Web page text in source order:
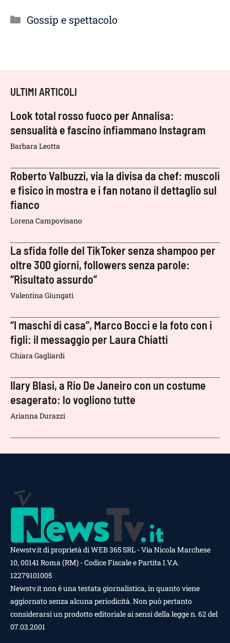
Categorie
Gossip e spettacolo
ULTIMI ARTICOLI
Look total rosso fuoco per Annalisa:
sensualità e fascino infiammano Instagram
Barbara Leotta
Roberto Valbuzzi, via la divisa da chef: muscoli
e fisico in mostra e i fan notano il dettaglio sul
fianco
Lorena Campovisano
La sfida folle del TikToker senza shampoo per
oltre 300 giorni, followers senza parole:
“Risultato assurdo”
Valentina Giungati
“I maschi di casa”, Marco Bocci e la foto con i
figli: il messaggio per Laura Chiatti
Chiara Gagliardi
Ilary Blasi, a Rio De Janeiro con un costume
esagerato: lo vogliono tutte
Arianna Durazzi
Newstv.it di proprietà di WEB 365 SRL - Via Nicola Marchese
10, 00141 Roma (RM) - Codice Fiscale e Partita I.V.A.
12279101005
Newstv.it non è una testata giornalistica, in quanto viene
aggiornato senza alcuna periodicità. Non può pertanto
considerarsi un prodotto editoriale ai sensi della legge n. 62 del
07.03.2001